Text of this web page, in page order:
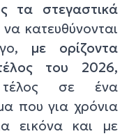
τα στεγαστικά
κατευθύνονται
με ορίζοντα
του 2026,
τέλος σε ένα
που για χρόνια
εικόνα και με